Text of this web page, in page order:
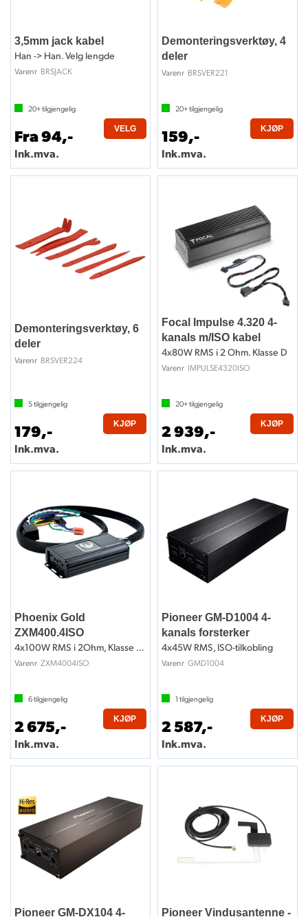
3,5mm jack kabel
Han -> Han. Velg lengde
Varenr BRSJACK
20+tilgjengelig
Fra 94,-
Ink.mva.
VELG
Demonteringsverktøy, 4
deler
Varenr BRSVER221
20+tilgjengelig
159,-
Ink.mva.
KJØP
Demonteringsverktøy, 6
deler
Varenr BRSVER224
5tilgjengelig
179,-
Ink.mva.
KJØP
Focal Impulse 4.320 4-
kanals m/ISO kabel
4x80W RMS i 2 Ohm. Klasse D
Varenr IMPULSE4320ISO
20+tilgjengelig
2 939,-
Ink.mva.
KJØP
Phoenix Gold
ZXM400.4ISO
4x100W RMS i 2Ohm, Klasse D, ISO-kobling
Varenr ZXM4004ISO
6tilgjengelig
2 675,-
Ink.mva.
KJØP
Pioneer GM-D1004 4-
kanals forsterker
4x45W RMS, ISO-tilkobling
Varenr GMD1004
1 tilgjengelig
2 587,-
Ink.mva.
KJØP
Pioneer GM-DX104 4- Pioneer Vindusantenne -